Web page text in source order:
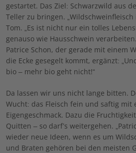
gestartet. Das Ziel: Schwarzwild aus
Teller zu bringen. „Wildschweinfleisch
Tom. „Es ist nicht nur ein tolles
genauso wie Hausschwein
Patrice Schon, der gerade mit einem
die Ecke gesegelt kommt, ergänzt:
bio – mehr bio geht nicht!“
Da lassen wir uns nicht lange bitten.
Wucht: das Fleisch fein und saftig mit
Eigengeschmack. Dazu die
Quitten – so darf’s weitergehen.
wieder neue Ideen, wenn es um
und Braten gehören bei den meisten